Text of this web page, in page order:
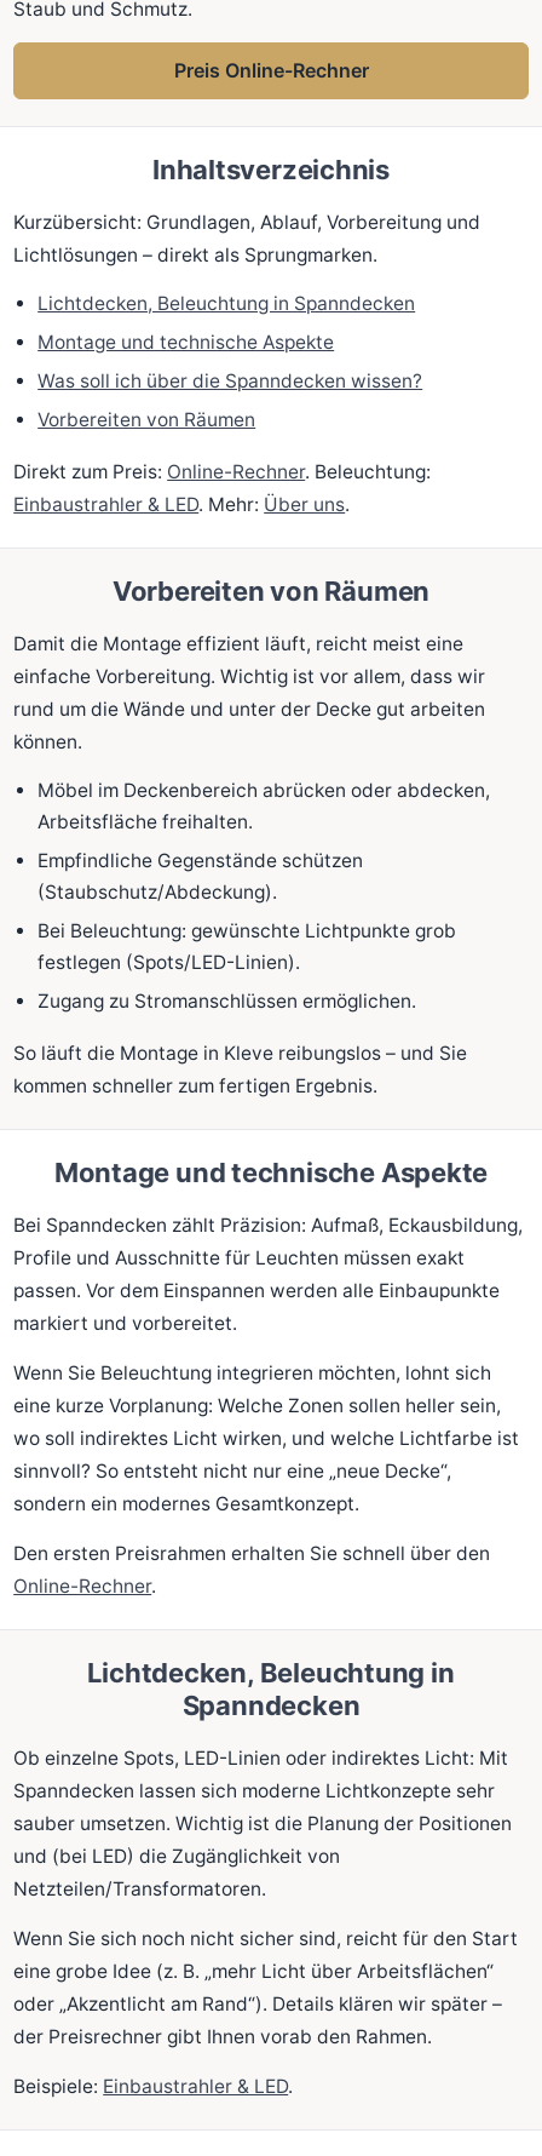
Staub und Schmutz.
Preis Online-Rechner
Inhaltsverzeichnis
Kurzübersicht: Grundlagen, Ablauf, Vorbereitung und
Lichtlösungen – direkt als Sprungmarken.
Lichtdecken, Beleuchtung in Spanndecken
Montage und technische Aspekte
Was soll ich über die Spanndecken wissen?
Vorbereiten von Räumen
Direkt zum Preis: Online-Rechner. Beleuchtung:
Einbaustrahler & LED. Mehr: Über uns.
Vorbereiten von Räumen
Damit die Montage effizient läuft, reicht meist eine
einfache Vorbereitung. Wichtig ist vor allem, dass wir
rund um die Wände und unter der Decke gut arbeiten
können.
Möbel im Deckenbereich abrücken oder abdecken,
Arbeitsfläche freihalten.
Empfindliche Gegenstände schützen
(Staubschutz/Abdeckung).
Bei Beleuchtung: gewünschte Lichtpunkte grob
festlegen (Spots/LED-Linien).
Zugang zu Stromanschlüssen ermöglichen.
So läuft die Montage in Kleve reibungslos – und Sie
kommen schneller zum fertigen Ergebnis.
Montage und technische Aspekte
Bei Spanndecken zählt Präzision: Aufmaß, Eckausbildung,
Profile und Ausschnitte für Leuchten müssen exakt
passen. Vor dem Einspannen werden alle Einbaupunkte
markiert und vorbereitet.
Wenn Sie Beleuchtung integrieren möchten, lohnt sich
eine kurze Vorplanung: Welche Zonen sollen heller sein,
wo soll indirektes Licht wirken, und welche Lichtfarbe ist
sinnvoll? So entsteht nicht nur eine „neue Decke“,
sondern ein modernes Gesamtkonzept.
Den ersten Preisrahmen erhalten Sie schnell über den
Online-Rechner.
Lichtdecken, Beleuchtung in
Spanndecken
Ob einzelne Spots, LED-Linien oder indirektes Licht: Mit
Spanndecken lassen sich moderne Lichtkonzepte sehr
sauber umsetzen. Wichtig ist die Planung der Positionen
und (bei LED) die Zugänglichkeit von
Netzteilen/Transformatoren.
Wenn Sie sich noch nicht sicher sind, reicht für den Start
eine grobe Idee (z. B. „mehr Licht über Arbeitsflächen“
oder „Akzentlicht am Rand“). Details klären wir später –
der Preisrechner gibt Ihnen vorab den Rahmen.
Beispiele: Einbaustrahler & LED.